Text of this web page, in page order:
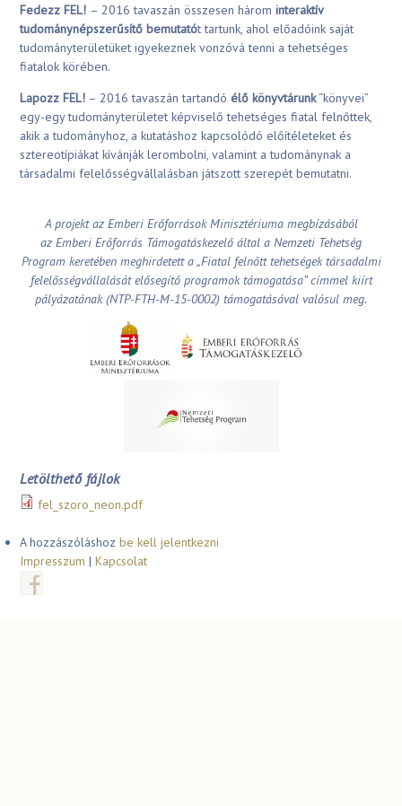
Fedezz FEL! – 2016 tavaszán összesen három interaktív
tudománynépszerűsítő bemutatót tartunk, ahol előadóink saját
tudományterületüket igyekeznek vonzóvá tenni a tehetséges
fiatalok körében.
Lapozz FEL! – 2016 tavaszán tartandó élő könyvtárunk“könyvei”
egy-egy tudományterületet képviselő tehetséges fiatal felnőttek,
akik a tudományhoz, a kutatáshoz kapcsolódó előítéleteket és
sztereotípiákat kívánják lerombolni, valamint a tudománynak a
társadalmi felelősségvállalásban játszott szerepét bemutatni.
A projekt az Emberi Erőforrások Minisztériuma megbízásából
az Emberi Erőforrás Támogatáskezelő által a Nemzeti Tehetség
Program keretében meghirdetett a „Fiatal felnőtt tehetségek társadalmi
felelősségvállalását elősegítő programok támogatása” címmel kiírt
pályázatának (NTP-FTH-M-15-0002) támogatásával valósul meg.
Letölthető fájlok
fel_szoro_neon.pdf
A hozzászóláshozbe kell jelentkezni
Impresszum |Kapcsolat